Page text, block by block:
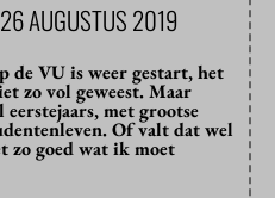
26 AUGUSTUS 2019
de VU is weer gestart, het
zo vol geweest. Maar
met grootse
Of valt dat wel
zo goed wat ik moet